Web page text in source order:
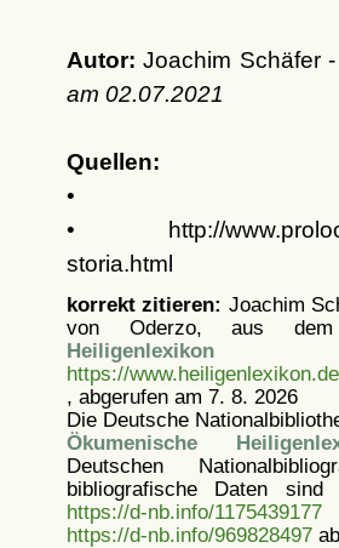
Autor: Joachim Schäfer -
am 02.07.2021
Quellen:
•
• http://
storia.html
korrekt zitieren: Joachim
von Oderzo, aus
Heiligenlexikon
https://
, abgerufen am 7. 8. 2026
Die Deutsche
Ökumenische
Deutschen
bibliografische Daten
https://d-nb.info/1175439177
https://d-nb.info/969828497